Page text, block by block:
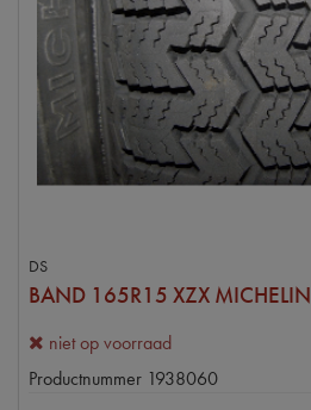
DS
BAND 165R15 XZX MICHELIN
niet op voorraad
Productnummer 1938060